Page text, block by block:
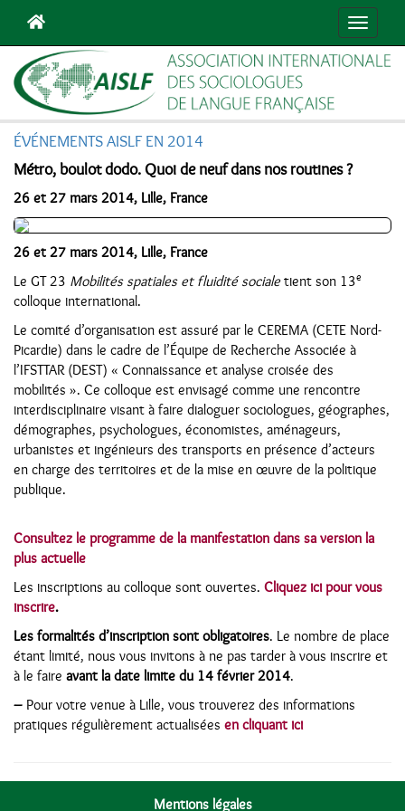
ÉVÉNEMENTS AISLF EN 2014
Métro, boulot dodo. Quoi de neuf dans nos routines ?
26 et 27 mars 2014, Lille, France
26 et 27 mars 2014, Lille, France
Le GT 23 Mobilités spatiales et fluidité socialetient son 13e
colloque international.
Le comité d’organisation est assuré par le CEREMA (CETE Nord-
Picardie) dans le cadre de l’Équipe de Recherche Associée à
l’IFSTTAR (DEST) « Connaissance et analyse croisée des
mobilités ». Ce colloque est envisagé comme une rencontre
interdisciplinaire visant à faire dialoguer sociologues, géographes,
démographes, psychologues, économistes, aménageurs,
urbanistes et ingénieurs des transports en présence d’acteurs
en charge des territoires et de la mise en œuvre de la politique
publique.
Consultez le programme de la manifestation dans sa version la
plus actuelle
Les inscriptions au colloque sont ouvertes. Cliquez ici pour vous
inscrire.
Les formalités d’inscription sont obligatoires. Le nombre de place
étant limité, nous vous invitons à ne pas tarder à vous inscrire et
à le faire avant la date limite du 14 février 2014.
– Pour votre venue à Lille, vous trouverez des informations
pratiques régulièrement actualisées en cliquant ici
Mentions légales